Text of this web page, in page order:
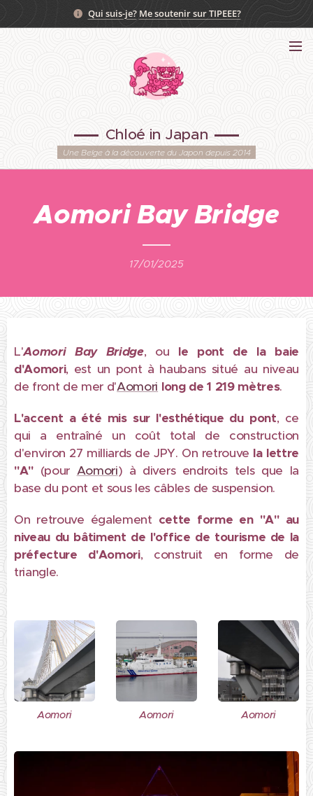
Qui suis-je? Me soutenir sur TIPEEE?
Chloé in Japan
Une Belge à la découverte du Japon depuis 2014
Aomori Bay Bridge
17/01/2025
L'Aomori Bay Bridge, ou le pont de la baie
d'Aomori, est un pont à haubans situé au niveau
de front de mer d'Aomori long de 1 219 mètres.
L'accent a été mis sur l'esthétique du pont, ce
qui a entraîné un coût total de construction
d'environ 27 milliards de JPY. On retrouve la lettre
"A" (pour Aomori) à divers endroits tels que la
base du pont et sous les câbles de suspension.
On retrouve également cette forme en "A" au
niveau du bâtiment de l'office de tourisme de la
préfecture d'Aomori, construit en forme de
triangle.
Aomori Aomori Aomori